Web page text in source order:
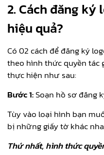
2. Cách đăng ký
hiệu quả?
Có 02 cách để đăng ký
theo hình thức quyền tác
thực hiện như sau:
Bước 1:Soạn hồ sơ đăng
Tùy vào loại hình bạn
bị những giấy tờ khác
Thứ nhất, hình thức